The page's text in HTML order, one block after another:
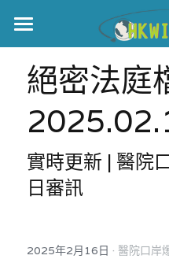
主頁
世界盃
伊美戰爭
黎智英案
正本清源•黎智英案
宏福火災
絕密法庭
實時更新 | 醫院
日審訊
2025年2月16日 · 醫院口岸